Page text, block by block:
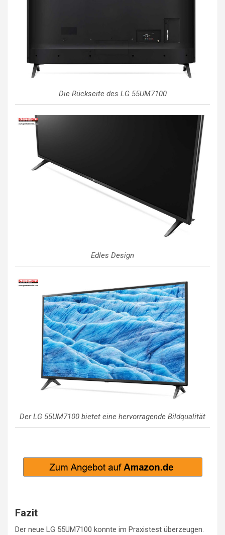
Die Rückseite des LG 55UM7100
Edles Design
Der LG 55UM7100 bietet eine hervorragende Bildqualität
Fazit
Der neue LG 55UM7100 konnte im Praxistest überzeugen.